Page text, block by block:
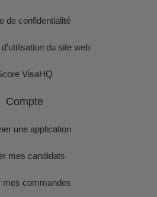
de confidentialité
du site web
VisaHQ
Compte
une application
mes candidats
mes commandes